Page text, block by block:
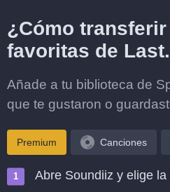
¿Cómo
favoritas de
Añade a tu biblioteca de
que te gustaron o
Premium Canciones
Abre Soundiiz y elige